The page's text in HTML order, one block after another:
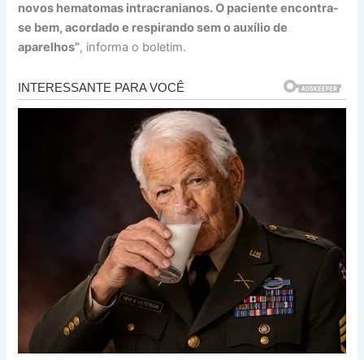
novos hematomas intracranianos. O paciente encontra-
se bem, acordado e respirando sem o auxílio de
aparelhos”, informa o boletim.